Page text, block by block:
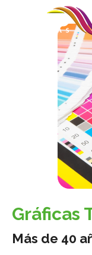
Gráficas
Más de 40